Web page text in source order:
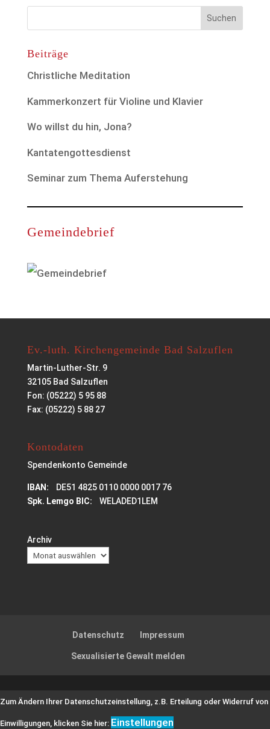
Beiträge
Christliche Meditation
Kammerkonzert für Violine und Klavier
Wo willst du hin, Jona?
Kantatengottesdienst
Seminar zum Thema Auferstehung
Gemeindebrief
Ev.-luth. Kirchengemeinde Bad Salzuflen
Martin-Luther-Str. 9
32105 Bad Salzuflen
Fon: (05222) 5 95 88
Fax: (05222) 5 88 27
Kontodaten
Spendenkonto Gemeinde
IBAN: DE51 4825 0110 0000 0017 76
Spk. Lemgo BIC: WELADED1LEM
Archiv
Datenschutz Impressum
Sexualisierte Gewalt melden
Zum Ändern Ihrer Datenschutzeinstellung, z.B. Erteilung oder Widerruf von
Einwilligungen, klicken Sie hier: Einstellungen